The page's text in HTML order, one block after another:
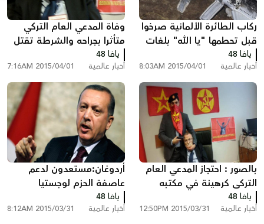
ركاب الطائرة الألمانية صرخوا
قبل تحطمها "يا الله" بلغات
عدة
يافا 48
أخبار عالمية 2015/04/01 8:03AM
وفاة المدعي العام التركي
متأثرا بجراحه والشرطة تقتل
محتجزيه
يافا 48
أخبار عالمية 2015/04/01 7:16AM
بالصور : احتجاز المدعي العام
التركى كرهينة في مكتبه
يافا 48
أخبار عالمية 2015/03/31 12:50PM
أردوغان:مستعدون لدعم
عاصفة الحزم لوجستيا
واستخباريا
يافا 48
أخبار عالمية 2015/03/31 8:12AM